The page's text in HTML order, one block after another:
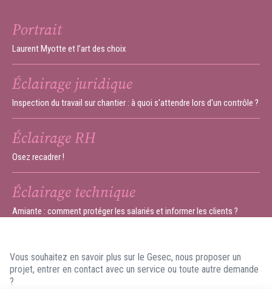
Portrait
Laurent Myotte et l’art des choix
Éclairage juridique
Inspection du travail sur chantier : à quoi s'attendre lors d'un contrôle ?
Éclairage RH
Osez recadrer !
Éclairage technique
Amiante : comment protéger les salariés et informer les clients ?
Vous souhaitez en savoir plus sur le Gesec, nous proposer un
projet, entrer en contact avec un service ou toute autre demande
?